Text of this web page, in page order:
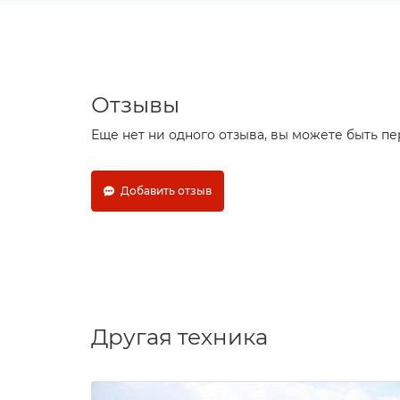
Отзывы
Еще нет ни одного отзыва, вы можете быть
Добавить отзыв
Другая техника